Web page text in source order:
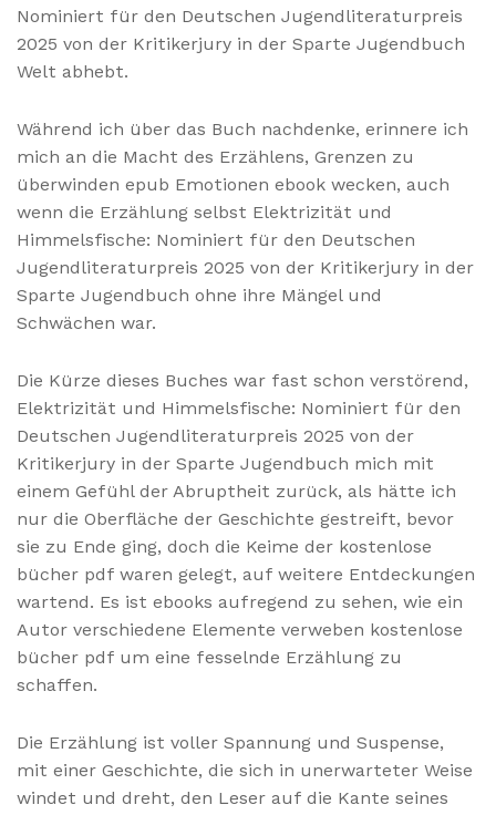
Nominiert für den Deutschen Jugendliteraturpreis
2025 von der Kritikerjury in der Sparte Jugendbuch
Welt abhebt.
Während ich über das Buch nachdenke, erinnere ich
mich an die Macht des Erzählens, Grenzen zu
überwinden epub Emotionen ebook wecken, auch
wenn die Erzählung selbst Elektrizität und
Himmelsfische: Nominiert für den Deutschen
Jugendliteraturpreis 2025 von der Kritikerjury in der
Sparte Jugendbuch ohne ihre Mängel und
Schwächen war.
Die Kürze dieses Buches war fast schon verstörend,
Elektrizität und Himmelsfische: Nominiert für den
Deutschen Jugendliteraturpreis 2025 von der
Kritikerjury in der Sparte Jugendbuch mich mit
einem Gefühl der Abruptheit zurück, als hätte ich
nur die Oberfläche der Geschichte gestreift, bevor
sie zu Ende ging, doch die Keime der kostenlose
bücher pdf waren gelegt, auf weitere Entdeckungen
wartend. Es ist ebooks aufregend zu sehen, wie ein
Autor verschiedene Elemente verweben kostenlose
bücher pdf um eine fesselnde Erzählung zu
schaffen.
Die Erzählung ist voller Spannung und Suspense,
mit einer Geschichte, die sich in unerwarteter Weise
windet und dreht, den Leser auf die Kante seines